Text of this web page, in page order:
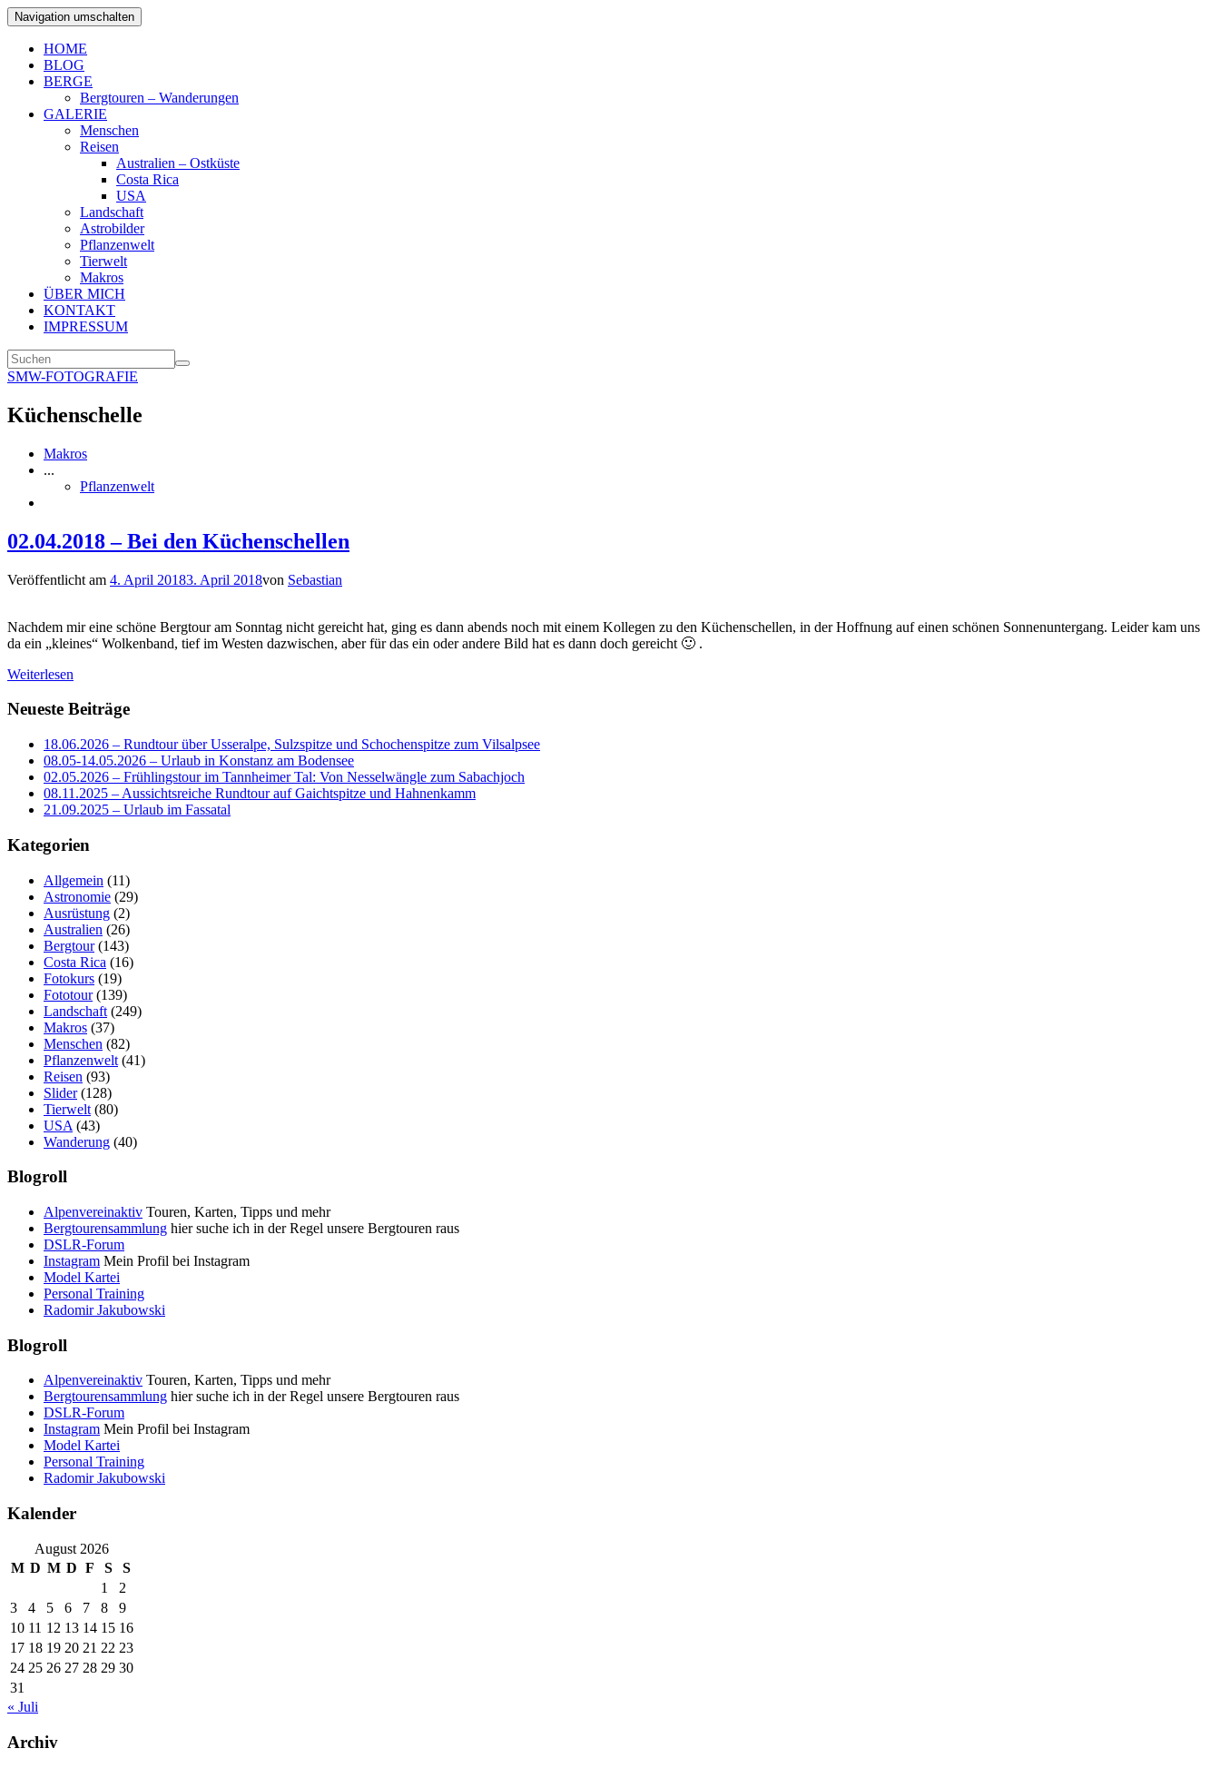
Navigation umschalten
HOME
BLOG
BERGE
Bergtouren – Wanderungen
GALERIE
Menschen
Reisen
Australien – Ostküste
Costa Rica
USA
Landschaft
Astrobilder
Pflanzenwelt
Tierwelt
Makros
ÜBER MICH
KONTAKT
IMPRESSUM
SMW-FOTOGRAFIE
Küchenschelle
Makros
...
Pflanzenwelt
02.04.2018 – Bei den Küchenschellen
Veröffentlicht am 4. April 20183. April 2018von Sebastian
Nachdem mir eine schöne Bergtour am Sonntag nicht gereicht hat, ging es dann abends noch mit einem Kollegen zu den Küchenschellen, in der Hoffnung auf einen schönen Sonnenuntergang. Leider kam uns
da ein „kleines“ Wolkenband, tief im Westen dazwischen, aber für das ein oder andere Bild hat es dann doch gereicht 🙂 .
Weiterlesen
Neueste Beiträge
18.06.2026 – Rundtour über Usseralpe, Sulzspitze und Schochenspitze zum Vilsalpsee
08.05-14.05.2026 – Urlaub in Konstanz am Bodensee
02.05.2026 – Frühlingstour im Tannheimer Tal: Von Nesselwängle zum Sabachjoch
08.11.2025 – Aussichtsreiche Rundtour auf Gaichtspitze und Hahnenkamm
21.09.2025 – Urlaub im Fassatal
Kategorien
Allgemein (11)
Astronomie (29)
Ausrüstung (2)
Australien (26)
Bergtour(143)
Costa Rica (16)
Fotokurs (19)
Fototour(139)
Landschaft (249)
Makros (37)
Menschen (82)
Pflanzenwelt (41)
Reisen (93)
Slider(128)
Tierwelt (80)
USA (43)
Wanderung (40)
Blogroll
Alpenvereinaktiv Touren, Karten, Tipps und mehr
Bergtourensammlung hier suche ich in der Regel unsere Bergtouren raus
DSLR-Forum
Instagram Mein Profil bei Instagram
Model Kartei
Personal Training
Radomir Jakubowski
Blogroll
Alpenvereinaktiv Touren, Karten, Tipps und mehr
Bergtourensammlung hier suche ich in der Regel unsere Bergtouren raus
DSLR-Forum
Instagram Mein Profil bei Instagram
Model Kartei
Personal Training
Radomir Jakubowski
Kalender
August 2026
M D M D F S
S
1
2
3
4 5 6 7 8
9
10 11 12 13 14 15 16
17 18 19 20 21 22 23
24 25 26 27 28 29 30
31
« Juli
Archiv